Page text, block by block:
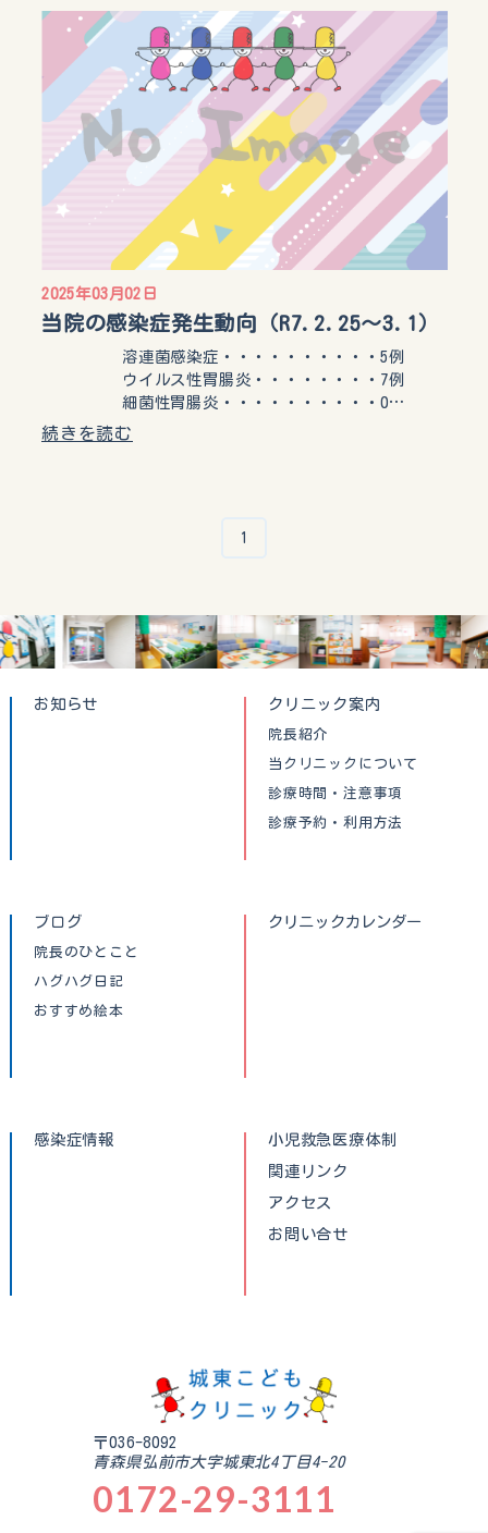
2025年03月02日
当院の感染症発生動向（R7.2.25〜3.1）
溶連菌感染症・・・・・・・・・・5例
ウイルス性胃腸炎・・・・・・・・7例
細菌性胃腸炎・・・・・・・・・・0…
続きを読む
1
お知らせ クリニック案内
院長紹介
当クリニックについて
診療時間・注意事項
診療予約・利用方法
ブログ
院長のひとこと
ハグハグ日記
おすすめ絵本
クリニックカレンダー
感染症情報
小児救急医療体制
関連リンク
アクセス
お問い合せ
〒036-8092
青森県弘前市大字城東北4丁目4-20
0172-29-3111